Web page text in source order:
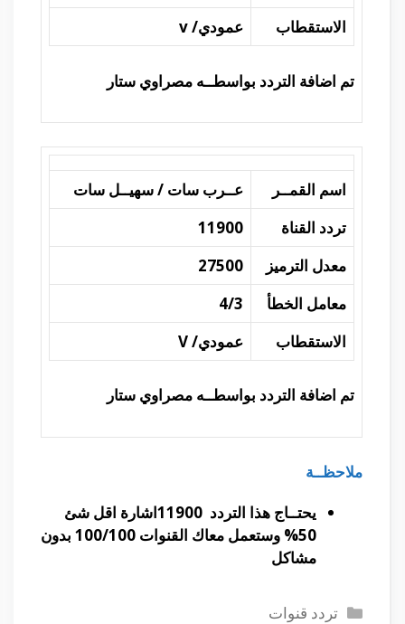
الاستقطاب
عمودي/ v
تم اضافة التردد بواسطــه مصراوي ستار
اسم القمــر
عــرب سات / سهيــل سات
تردد القناة
11900
معدل الترميز
27500
معامل الخطأ
4/3
الاستقطاب
عمودي/ V
تم اضافة التردد بواسطــه مصراوي ستار
ملاحظــة
يحتــاج هذا التردد 11900اشارة اقل شئ
50% وستعمل معاك القنوات 100/100 بدون
مشاكل
التصنيفات
تردد قنوات